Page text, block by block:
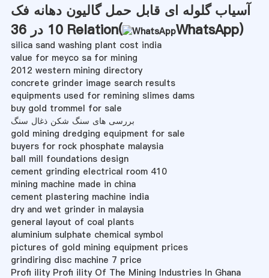
آسیاب گلوله ای قابل حمل گالیون دهانه فک
10 در 36 Relation(
WhatsApp)
silica sand washing plant cost india
value for meyco sa for mining
2012 western mining directory
concrete grinder image search results
equipments used for remining slimes dams
buy gold trommel for sale
بررسی های سنگ شکن ذغال سنگ
gold mining dredging equipment for sale
buyers for rock phosphate malaysia
ball mill foundations design
cement grinding electrical room 410
mining machine made in china
cement plastering machine india
dry and wet grinder in malaysia
general layout of coal plants
aluminium sulphate chemical symbol
pictures of gold mining equipment prices
grindiring disc machine 7 price
Profi ility Profi ility Of The Mining Industries In Ghana